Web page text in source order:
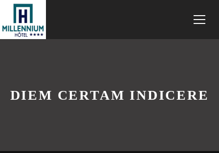
DIEM CERTAM INDICERE